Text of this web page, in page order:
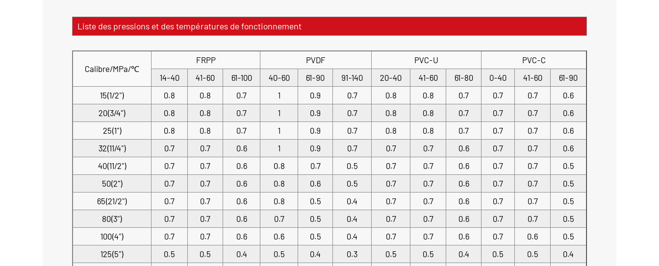
Liste des pressions et des températures de fonctionnement
Calibre/MPa/℃
FRPP PVDF PVC-U
PVC-C
14-40
41-60 61-100 40-60 61-90 91-140 20-40 41-60 61-80 0-40 41-60
61-90
15(1/2")
0.8 0.8 0.7 1 0.9 0.7 0.8 0.8 0.7 0.7 0.7
0.6
20(3/4")
0.8 0.8 0.7 1 0.9 0.7 0.8 0.8 0.7 0.7 0.7
0.6
25(1")
0.8 0.8 0.7 1 0.9 0.7 0.8 0.8 0.7 0.7 0.7
0.6
32(11/4")
0.7 0.7 0.6 1 0.9 0.7 0.7 0.7 0.6 0.7 0.7
0.6
40(11/2")
0.7 0.7 0.6 0.8 0.7 0.5 0.7 0.7 0.6 0.7 0.7
0.5
50(2")
0.7 0.7 0.6 0.8 0.6 0.5 0.7 0.7 0.6 0.7 0.7
0.5
65(21/2")
0.7 0.7 0.6 0.8 0.5 0.4 0.7 0.7 0.6 0.7 0.7
0.5
80(3")
0.7 0.7 0.6 0.7 0.5 0.4 0.7 0.7 0.6 0.7 0.7
0.5
100(4")
0.7 0.7 0.6 0.6 0.5 0.4 0.7 0.7 0.6 0.7 0.6
0.5
125(5")
0.5 0.5 0.4 0.5 0.4 0.3 0.5 0.5 0.4 0.5 0.5
0.4